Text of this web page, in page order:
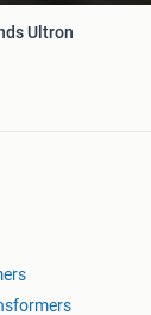
Ultron